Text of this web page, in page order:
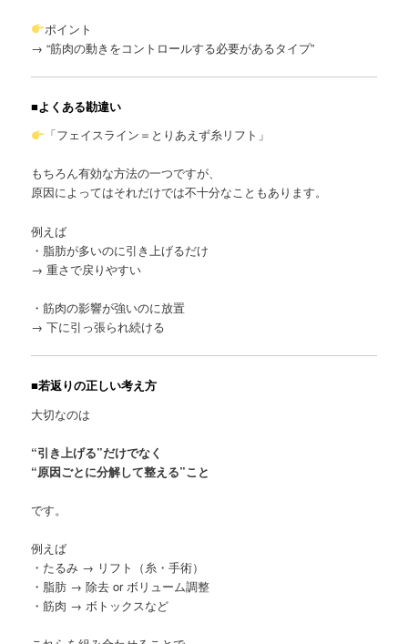
ポイント
→ “筋肉の動きをコントロールする必要があるタイプ”
■よくある勘違い
「フェイスライン＝とりあえず糸リフト」
もちろん有効な方法の一つですが、
原因によってはそれだけでは不十分なこともあります。
例えば
・脂肪が多いのに引き上げるだけ
→ 重さで戻りやすい
・筋肉の影響が強いのに放置
→ 下に引っ張られ続ける
■若返りの正しい考え方
大切なのは
“引き上げる”だけでなく
“原因ごとに分解して整える”こと
です。
例えば
・たるみ → リフト（糸・手術）
・脂肪 → 除去 or ボリューム調整
・筋肉 → ボトックスなど